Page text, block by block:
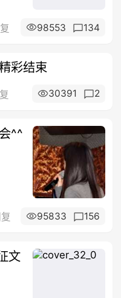
98553 134
彩结束
30391 2
^^
95833 156
文